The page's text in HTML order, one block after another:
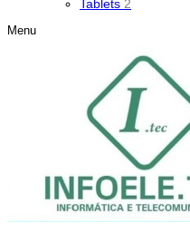
Tablets 2
Menu